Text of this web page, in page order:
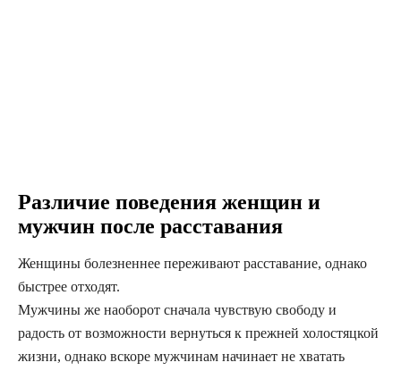
Различие поведения женщин и
мужчин после расставания
Женщины болезненнее переживают расставание, однако
быстрее отходят.
Мужчины же наоборот сначала чувствую свободу и
радость от возможности вернуться к прежней холостяцкой
жизни, однако вскоре мужчинам начинает не хватать